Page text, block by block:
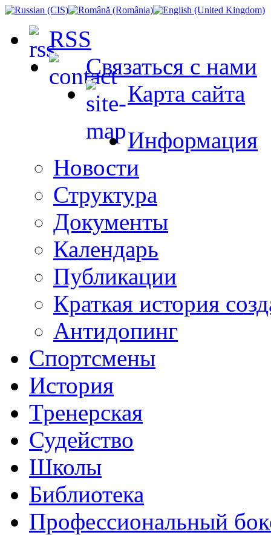
RSS
Связаться с нами
Карта сайта
Информация
Новости
Структура
Документы
Календарь
Публикации
Краткая история
Антидопинг
Спортсмены
История
Тренерская
Судейство
Школы
Библиотека
Профессиональный